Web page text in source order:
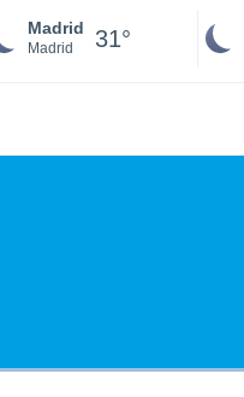
Madrid
Madrid 31°